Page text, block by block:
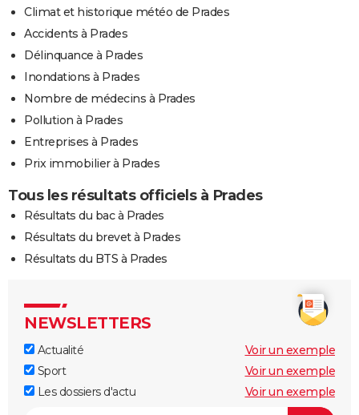
Climat et historique météo de Prades
Accidents à Prades
Délinquance à Prades
Inondations à Prades
Nombre de médecins à Prades
Pollution à Prades
Entreprises à Prades
Prix immobilier à Prades
Tous les résultats officiels à Prades
Résultats du bac à Prades
Résultats du brevet à Prades
Résultats du BTS à Prades
NEWSLETTERS
Actualité
Voir un exemple
Sport
Voir un exemple
Les dossiers d'actu
Voir un exemple